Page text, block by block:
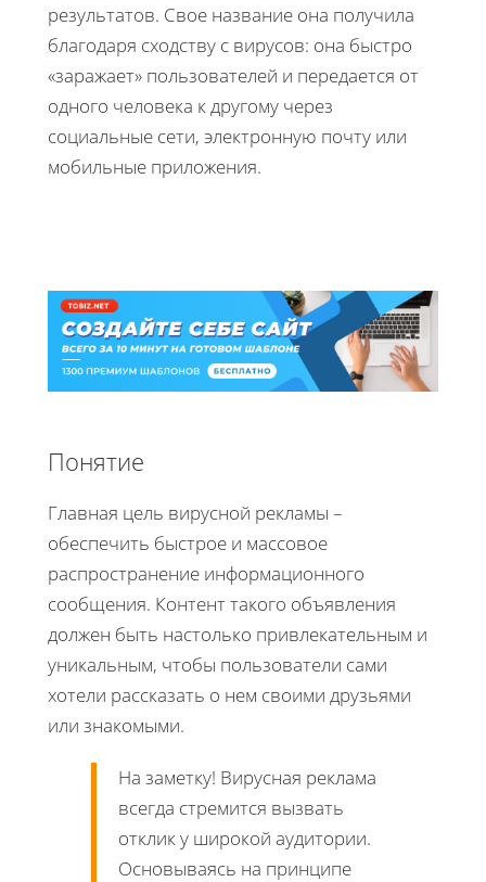
результатов. Свое название она получила
благодаря сходству с вирусов: она быстро
«заражает» пользователей и передается от
одного человека к другому через
социальные сети, электронную почту или
мобильные приложения.
Понятие
Главная цель вирусной рекламы –
обеспечить быстрое и массовое
распространение информационного
сообщения. Контент такого объявления
должен быть настолько привлекательным и
уникальным, чтобы пользователи сами
хотели рассказать о нем своими друзьями
или знакомыми.
На заметку! Вирусная реклама
всегда стремится вызвать
отклик у широкой аудитории.
Основываясь на принципе